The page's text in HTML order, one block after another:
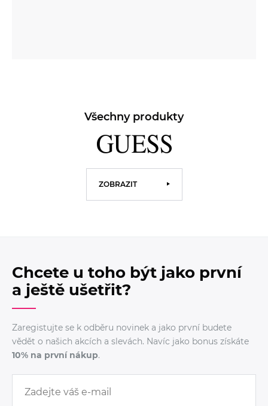
Všechny produkty
ZOBRAZIT
Chcete u toho být jako první
a ještě ušetřit?
Zaregistujte se k odběru novinek a jako první budete
vědět o našich akcích a slevách. Navíc jako bonus získáte
10% na první nákup.